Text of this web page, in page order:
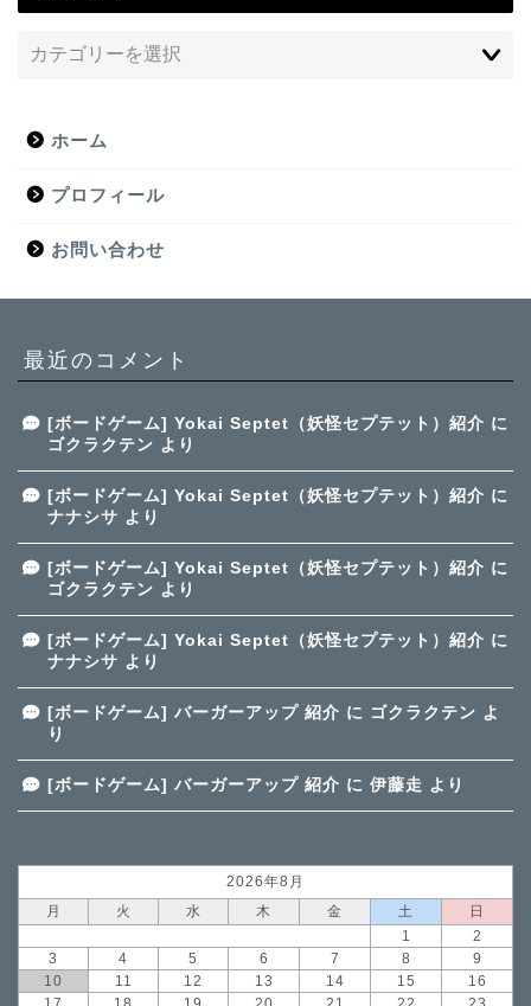
ホーム
プロフィール
お問い合わせ
最近のコメント
[ボードゲーム] Yokai Septet（妖怪セプテット）紹介 に
ゴクラクテン より
[ボードゲーム] Yokai Septet（妖怪セプテット）紹介 に
ナナシサ より
[ボードゲーム] Yokai Septet（妖怪セプテット）紹介 に
ゴクラクテン より
[ボードゲーム] Yokai Septet（妖怪セプテット）紹介 に
ナナシサ より
[ボードゲーム] バーガーアップ 紹介 に ゴクラクテン よ
り
[ボードゲーム] バーガーアップ 紹介 に 伊藤走 より
2026年8月
月
火 水 木 金 土
日
1
2
3
4 5 6 7 8
9
10
11 12 13 14 15
16